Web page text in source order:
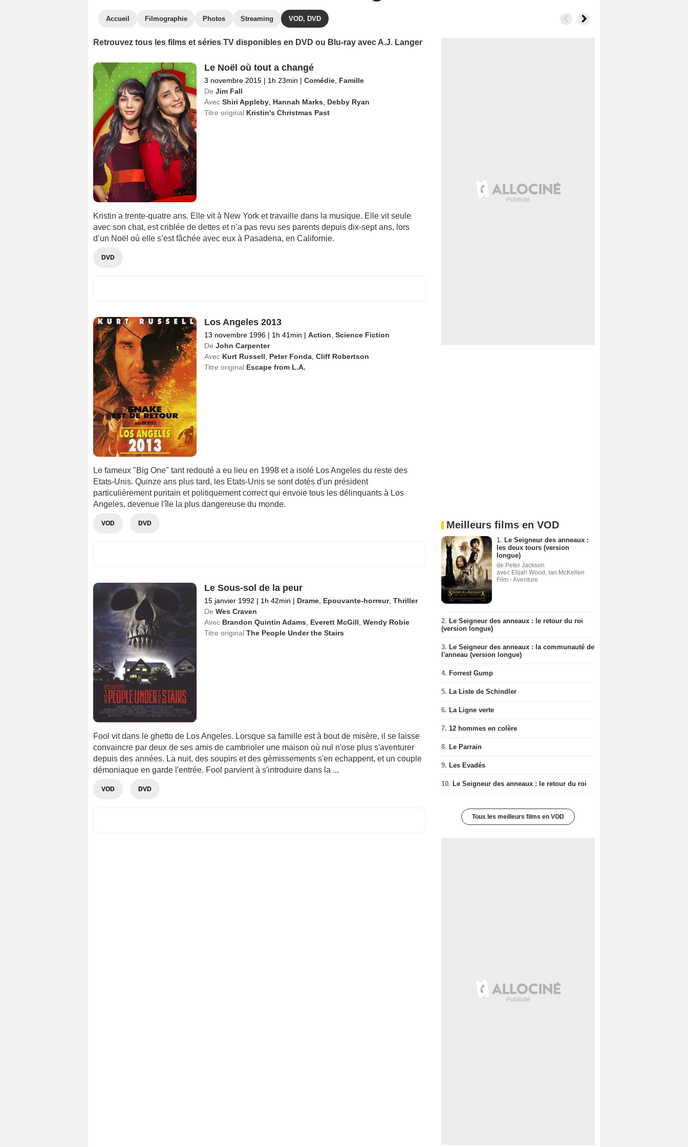
Accueil Filmographie Photos Streaming VOD, DVD
Retrouvez tous les films et séries TV disponibles en DVD ou Blu-ray avec A.J. Langer
Le Noël où tout a changé
3 novembre 2015 | 1h 23min | Comédie, Famille
De Jim Fall
Avec Shiri Appleby, Hannah Marks
Debby Ryan
Titre original Kristin's Christmas Past
Kristin a trente-quatre ans. Elle vit à New York et travaille dans la musique. Elle vit seule
avec son chat, est criblée de dettes et n’a pas revu ses parents depuis dix-sept ans, lors
d’un Noël où elle s’est fâchée avec eux à Pasadena, en Californie.
DVD
Los Angeles 2013
13 novembre 1996 | 1h 41min | Action, Science Fiction
De John Carpenter
Avec Kurt Russell, Peter Fonda, Cliff Robertson
Titre original Escape from L.A.
Le fameux "Big One" tant redouté a eu lieu en 1998 et a isolé Los Angeles du reste des
Etats-Unis. Quinze ans plus tard, les Etats-Unis se sont dotés d'un président
particulièrement puritain et politiquement correct qui envoie tous les délinquants à Los
Angeles, devenue l'île la plus dangereuse du monde.
VOD DVD
Le Sous-sol de la peur
15 janvier 1992 | 1h 42min | Drame, Epouvante-horreur, Thriller
De Wes Craven
Avec Brandon Quintin Adams, Everett McGill, Wendy Robie
Titre original The People Under the Stairs
Fool vit dans le ghetto de Los Angeles. Lorsque sa famille est à bout de misère, il se laisse
convaincre par deux de ses amis de cambrioler une maison où nul n'ose plus s'aventurer
depuis des années. La nuit, des soupirs et des gémissements s'en echappent, et un couple
démoniaque en garde l'entrée. Fool parvient à s'introduire dans la ...
VOD DVD
Meilleurs films en VOD
1. Le Seigneur des anneaux :
les deux tours (version
longue)
de Peter Jackson
avec Elijah Wood, Ian McKellen
Film - Aventure
2. Le Seigneur des anneaux : le retour du roi
(version longue)
3. Le Seigneur des anneaux : la communauté de
l'anneau (version longue)
4. Forrest Gump
5. La Liste de Schindler
6. La Ligne verte
7. 12 hommes en colère
8. Le Parrain
9. Les Evadés
10. Le Seigneur des anneaux : le retour du roi
Tous les meilleurs films en VOD